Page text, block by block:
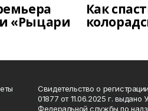
«Рыцари
Как
Свидетельство о
01877 от 11.06.2025 г. выдано
Федеральной службы по